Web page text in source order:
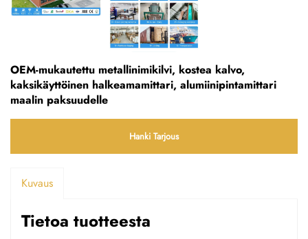
OEM-mukautettu metallinimikilvi, kostea kalvo,
kaksikäyttöinen halkeamamittari, alumiinipintamittari
maalin paksuudelle
Hanki Tarjous
Kuvaus
Tietoa tuotteesta